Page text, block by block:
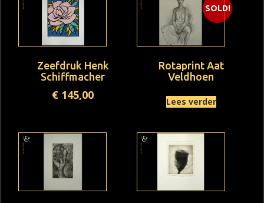
Zeefdruk Henk
Schiffmacher
€ 145,00
SOLD!
Rotaprint Aat
Veldhoen
Lees verder